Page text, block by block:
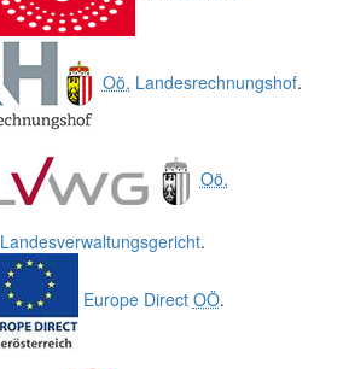
Oö. Landesrechnungshof.
Oö.
Landesverwaltungsgericht.
Europe Direct OÖ.